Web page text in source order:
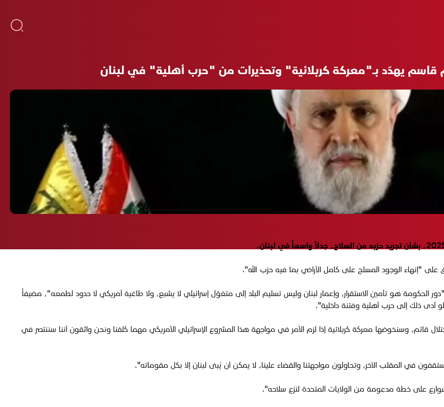
قاسم يهدّد بـ"معركة كربلائية" وتحذيرات من "حرب أهلية" في لبنان
على "إنهاء الوجود المسلح على كامل الأراضي بما فيه حزب الله".
متلفزة، اليوم الجمعة 15 آب 2025، قائلاً إن "دور الحكومة هو تأمين الاستقرار، وإعمار لبنان وليس تسليم البلد إلى متغوّل إسرائيلي لا يشبع، ولا طاغية أمريكي لا حدود لطمعه"، مضيفاً
أدى ذلك إلى حرب أهلية وفتنة داخلية".
قائم، وسنخوضها معركة كربلائية إذا لزم الأمر في مواجهة هذا المشروع الإسرائيلي الأمريكي مهما كلفنا ونحن واثقون أننا سننتصر في
في المقلب الآخر، وتحاولون مواجهتنا والقضاء علينا، لا يمكن أن يُبنى لبنان إلا بكل مقوماته".
على خطة مدعومة من الولايات المتحدة لنزع سلاحه".